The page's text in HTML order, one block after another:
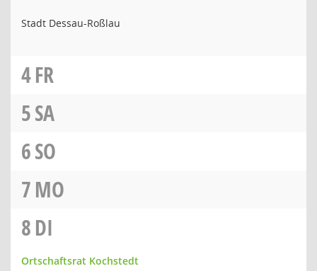
Stadt Dessau-Roßlau
4FR
5SA
6SO
7MO
8DI
Ortschaftsrat Kochstedt